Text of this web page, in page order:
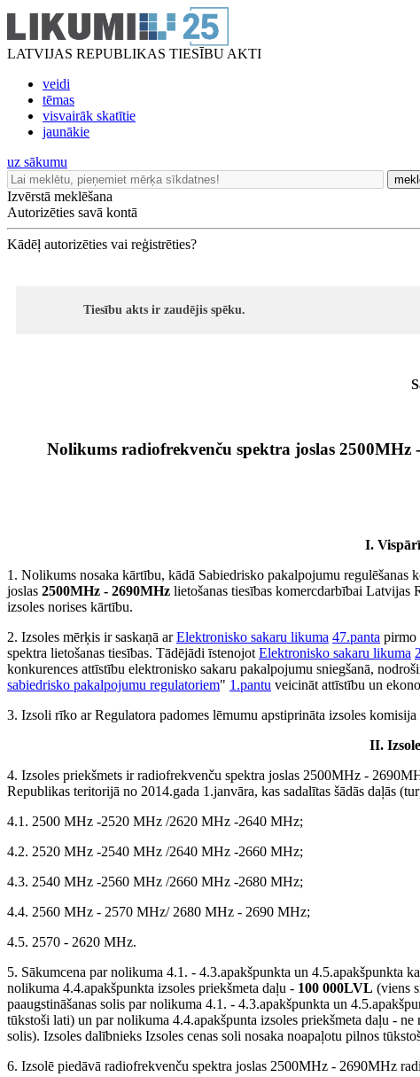
LATVIJAS REPUBLIKAS TIESĪBU AKTI
veidi
tēmas
visvairāk skatītie
jaunākie
uz sākumu
Izvērstā meklēšana
Autorizēties savā kontā
Kādēļ autorizēties vai reģistrēties?
Tiesību akts ir zaudējis spēku.
Nolikums radiofrekvenču spektra joslas 2500MHz
I.
1. Nolikums nosaka kārtību, kādā Sabiedrisko pakalpojumu
joslas 2500MHz - 2690MHz lietošanas tiesības komercdarbībai Latvijas
izsoles norises kārtību.
2. Izsoles mērķis ir saskaņā arElektronisko sakaru likuma 47.panta pirmo
spektra lietošanas tiesības. Tādējādi īstenojotElektronisko sakaru likuma
konkurences attīstību elektronisko sakaru pakalpojumu sniegšanā,
sabiedrisko pakalpojumu regulatoriem" 1.pantu veicināt attīstību un
3. Izsoli rīko ar Regulatora padomes lēmumu apstiprināta izsoles
II.
4. Izsoles priekšmets ir radiofrekvenču spektra joslas 2500MHz -
Republikas teritorijā no 2014.gada 1.janvāra, kas sadalītas šādās daļās
4.1. 2500 MHz -2520 MHz /2620 MHz -2640 MHz;
4.2. 2520 MHz -2540 MHz /2640 MHz -2660 MHz;
4.3. 2540 MHz -2560 MHz /2660 MHz -2680 MHz;
4.4. 2560 MHz - 2570 MHz/ 2680 MHz - 2690 MHz;
4.5. 2570 - 2620 MHz.
5. Sākumcena par nolikuma 4.1. - 4.3.apakšpunkta un 4.5.apakšpunkta
nolikuma 4.4.apakšpunkta izsoles priekšmeta daļu - 100 000LVL (viens
paaugstināšanas solis par nolikuma 4.1. - 4.3.apakšpunkta un
tūkstoši lati) un par nolikuma 4.4.apakšpunta izsoles priekšmeta daļu -
solis). Izsoles dalībnieks Izsoles cenas soli nosaka noapaļotu pilnos
6. Izsolē piedāvā radiofrekvenču spektra joslas 2500MHz - 2690MHz